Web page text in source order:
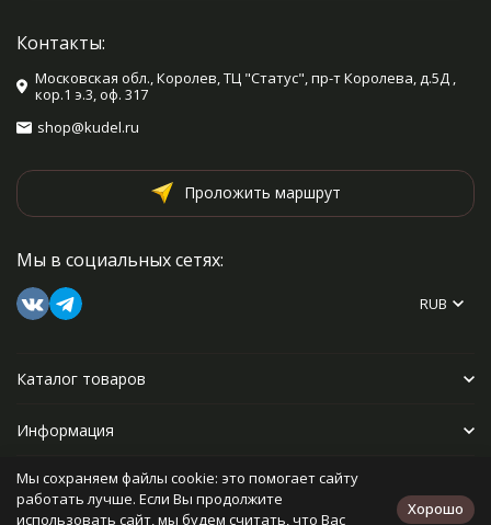
Контакты:
Московская обл., Королев, ТЦ "Статус", пр-т Королева, д.5Д ,
кор.1 э.3, оф. 317
shop@kudel.ru
Проложить маршрут
Мы в социальных сетях:
RUB
Каталог товаров
Информация
Прочее
Мы сохраняем файлы cookie: это помогает сайту
работать лучше. Если Вы продолжите
использовать сайт, мы будем считать, что Вас
Хорошо